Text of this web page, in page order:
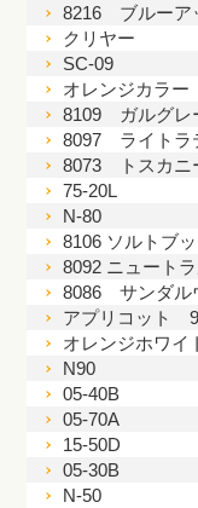
8216 ブルーア
クリヤー
SC-09
オレンジカラー
8109 ガルグレ
8097 ライトラ
8073 トスカニ
75-20L
N-80
8106 ソルトブッ
8092 ニュート
8086 サンダル
アプリコット
オレンジホワイ
N90
05-40B
05-70A
15-50D
05-30B
N-50